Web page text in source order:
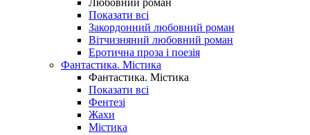
Любовний роман
Показати всі
Закордонний любовний роман
Вітчизняний любовний роман
Еротична проза і поезія
Фантастика. Містика
Фантастика. Містика
Показати всі
Фентезі
Жахи
Містика